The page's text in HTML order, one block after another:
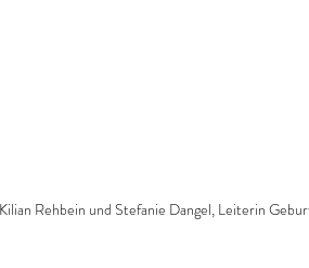
Rehbein und Stefanie Dangel, Leiterin